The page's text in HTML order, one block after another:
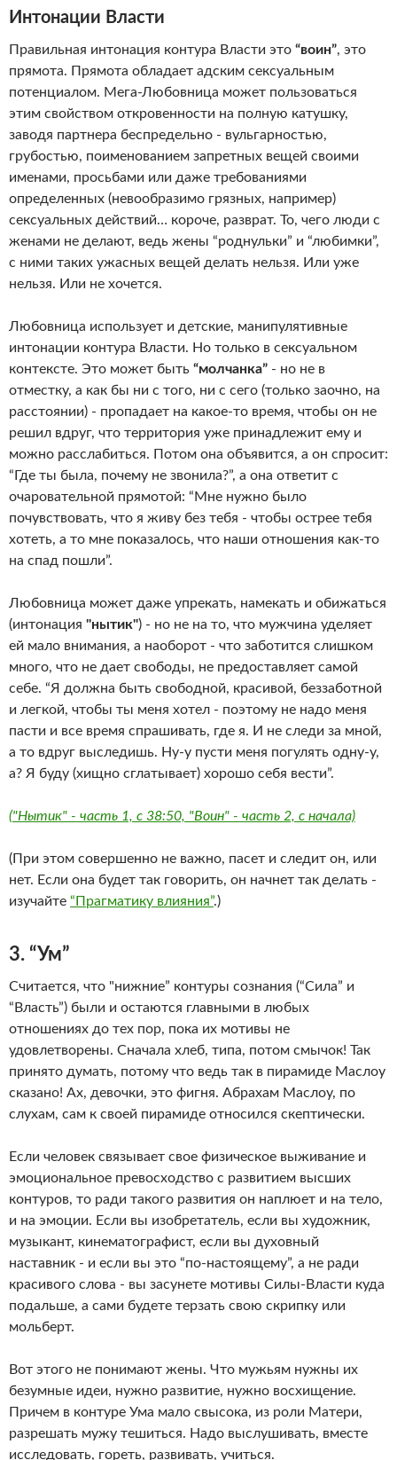
Интонации Власти
Правильная интонация контура Власти это “воин”, это
прямота. Прямота обладает адским сексуальным
потенциалом. Мега-Любовница может пользоваться
этим свойством откровенности на полную катушку,
заводя партнера беспредельно - вульгарностью,
грубостью, поименованием запретных вещей своими
именами, просьбами или даже требованиями
определенных (невообразимо грязных, например)
сексуальных действий… короче, разврат. То, чего люди с
женами не делают, ведь жены “роднульки” и “любимки”,
с ними таких ужасных вещей делать нельзя. Или уже
нельзя. Или не хочется.
Любовница использует и детские, манипулятивные
интонации контура Власти. Но только в сексуальном
контексте. Это может быть “молчанка” - но не в
отместку, а как бы ни с того, ни с сего (только заочно, на
расстоянии) - пропадает на какое-то время, чтобы он не
решил вдруг, что территория уже принадлежит ему и
можно расслабиться. Потом она объявится, а он спросит:
“Где ты была, почему не звонила?”, а она ответит с
очаровательной прямотой: “Мне нужно было
почувствовать, что я живу без тебя - чтобы острее тебя
хотеть, а то мне показалось, что наши отношения как-то
на спад пошли”.
Любовница может даже упрекать, намекать и обижаться
(интонация "нытик") - но не на то, что мужчина уделяет
ей мало внимания, а наоборот - что заботится слишком
много, что не дает свободы, не предоставляет самой
себе. “Я должна быть свободной, красивой, беззаботной
и легкой, чтобы ты меня хотел - поэтому не надо меня
пасти и все время спрашивать, где я. И не следи за мной,
а то вдруг выследишь. Ну-у пусти меня погулять одну-у,
а? Я буду (хищно сглатывает) хорошо себя вести”.
("Нытик" - часть 1, с 38:50, "Воин" - часть 2, с начала)
(При этом совершенно не важно, пасет и следит он, или
нет. Если она будет так говорить, он начнет так делать -
изучайте “Прагматику влияния”.)
3. “Ум”
Считается, что "нижние” контуры сознания (“Сила” и
“Власть”) были и остаются главными в любых
отношениях до тех пор, пока их мотивы не
удовлетворены. Сначала хлеб, типа, потом смычок! Так
принято думать, потому что ведь так в пирамиде Маслоу
сказано! Ах, девочки, это фигня. Абрахам Маслоу, по
слухам, сам к своей пирамиде относился скептически.
Если человек связывает свое физическое выживание и
эмоциональное превосходство с развитием высших
контуров, то ради такого развития он наплюет и на тело,
и на эмоции. Если вы изобретатель, если вы художник,
музыкант, кинематографист, если вы духовный
наставник - и если вы это “по-настоящему”, а не ради
красивого слова - вы засунете мотивы Силы-Власти куда
подальше, а сами будете терзать свою скрипку или
мольберт.
Вот этого не понимают жены. Что мужьям нужны их
безумные идеи, нужно развитие, нужно восхищение.
Причем в контуре Ума мало свысока, из роли Матери,
разрешать мужу тешиться. Надо выслушивать, вместе
исследовать, гореть, развивать, учиться.